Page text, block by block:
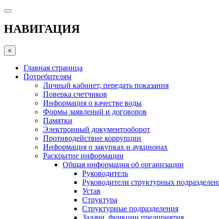
НАВИГАЦИЯ
×
Главная страница
Потребителям
Личный кабинет, передать показания
Поверка счетчиков
Информация о качестве воды
Формы заявлений и договоров
Памятки
Электронный документооборот
Противодействие коррупции
Информация о закупках и аукционах
Раскрытие информации
Общая информация об организации
Руководитель
Руководители структурных
Устав
Структура
Структурные подразделения
Задачи, функции предприятия